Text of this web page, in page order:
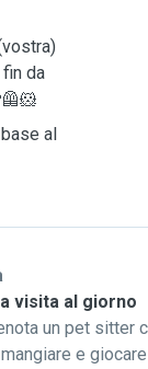
da
al
visita al giorno
un pet sitter
e